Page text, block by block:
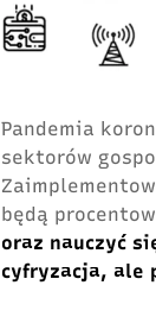
Pandemia
sektorów
będą
oraz nauczyć
cyfryzacja, ale